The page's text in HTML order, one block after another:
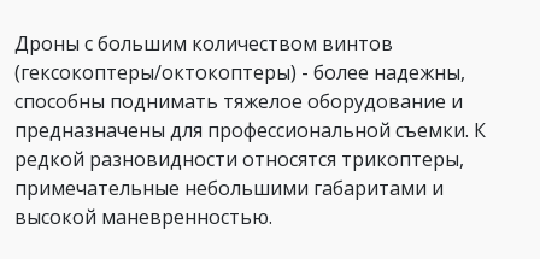
Дроны с большим количеством винтов
(гексокоптеры/октокоптеры) - более надежны,
способны поднимать тяжелое оборудование и
предназначены для профессиональной съемки. К
редкой разновидности относятся трикоптеры,
примечательные небольшими габаритами и
высокой маневренностью.